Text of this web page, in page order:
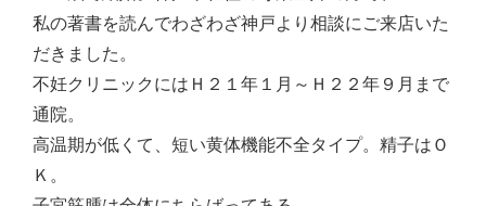
私の著書を読んでわざわざ神戸より相談にご来店いた
だきました。
不妊クリニックにはＨ２１年１月～Ｈ２２年９月まで
通院。
高温期が低くて、短い黄体機能不全タイプ。精子はＯ
Ｋ。